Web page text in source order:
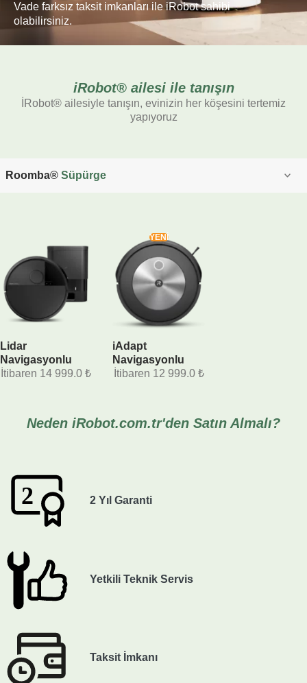
Vade farksız taksit imkanları ile iRobot sahibi
olabilirsiniz.
iRobot® ailesi ile tanışın
İRobot® ailesiyle tanışın, evinizin her köşesini tertemiz
yapıyoruz
Roomba® Süpürge
Lidar
Navigasyonlu
İtibaren 14 999.0₺
iAdapt
Navigasyonlu
İtibaren 12 999.0 ₺
YENİ
Neden iRobot.com.tr'den Satın Almalı?
2 Yıl Garanti
Yetkili Teknik Servis
Taksit İmkanı